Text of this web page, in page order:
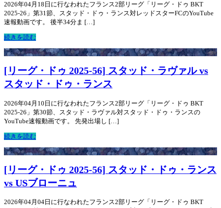
2026年04月18日に行なわれたフランス2部リーグ「リーグ・ドゥ BKT
2025-26」第31節、スタッド・ドゥ・ランス対レッドスターFCのYouTube
速報動画です。 後半34分ま […]
続きを読む
[リーグ・ドゥ 2025-56] スタッド・ラヴァル vs
スタッド・ドゥ・ランス
2026年04月10日に行なわれたフランス2部リーグ「リーグ・ドゥ BKT
2025-26」第30節、スタッド・ラヴァル対スタッド・ドゥ・ランスの
YouTube速報動画です。 先発出場し […]
続きを読む
[リーグ・ドゥ 2025-56] スタッド・ドゥ・ランス
vs USブローニュ
2026年04月04日に行なわれたフランス2部リーグ「リーグ・ドゥ BKT